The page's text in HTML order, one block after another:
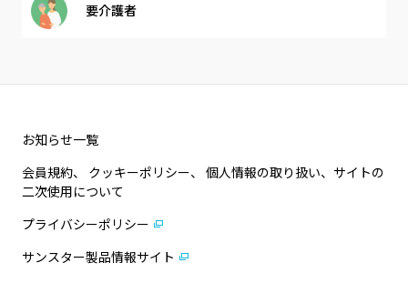
要介護者
お知らせ一覧
会員規約、 クッキーポリシー、 個人情報の取り扱い、サイトの
二次使用について
プライバシーポリシー
サンスター製品情報サイト